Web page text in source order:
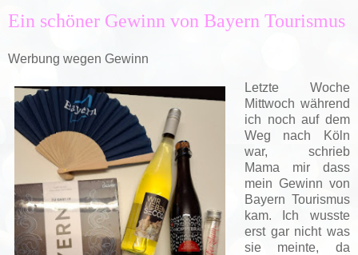
Ein schöner Gewinn von Bayern Tourismus
Werbung wegen Gewinn
Letzte Woche
Mittwoch während
ich noch auf dem
Weg nach Köln
war, schrieb
Mama mir dass
mein Gewinn von
Bayern Tourismus
kam. Ich wusste
erst gar nicht was
sie meinte, da